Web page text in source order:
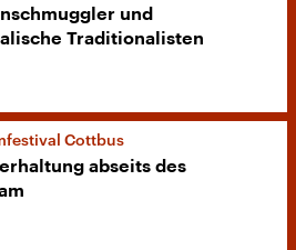
und
Traditionalisten
Cottbus
abseits des